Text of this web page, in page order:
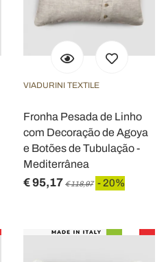
VIADURINI TEXTILE
Fronha Pesada de Linho
com Decoração de Agoya
e Botões de Tubulação -
Mediterrânea
€ 95,17 € 118,97 - 20%